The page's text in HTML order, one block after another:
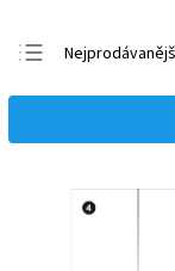
Nejlevnější